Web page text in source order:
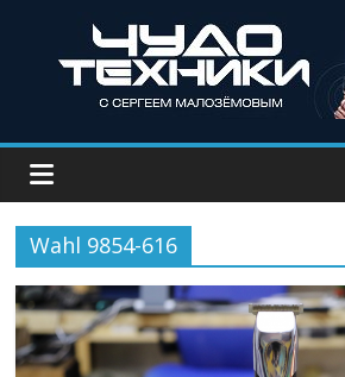
Wahl 9854-616